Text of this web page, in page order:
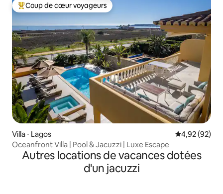
Coups de cœur voyageurs les plus appréciés
Coup de cœur voyageurs
Villa ⋅ Lagos Évaluation
4,92 (92)
Oceanfront Villa | Pool & Jacuzzi | Luxe Escape
Autres locations de vacances dotées
d'un jacuzzi